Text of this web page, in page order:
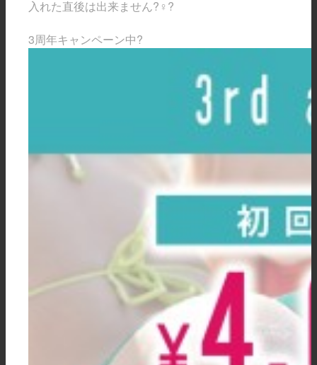
入れた直後は出来ません?‍♀️?
3周年キャンペーン中?